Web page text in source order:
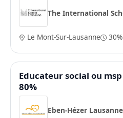
The International
Le Mont-Sur-Lausanne
Educateur social ou
80%
Eben-Hézer Lausanne